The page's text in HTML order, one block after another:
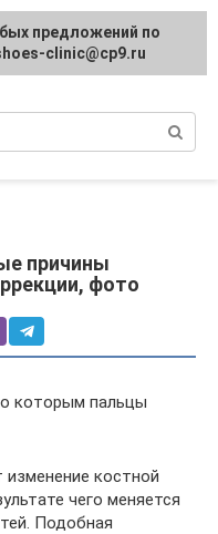
и
причины
фото
которым пальцы
костной
чего меняется
Подобная
предложений по
clinic@cp9.ru